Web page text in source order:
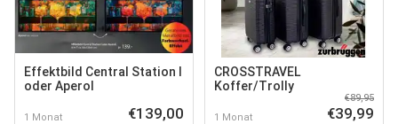
Effektbild Central Station I
oder Aperol
1 Monat €139,00
CROSSTRAVEL
Koffer/Trolly
1 Monat
€89,95
€39,99